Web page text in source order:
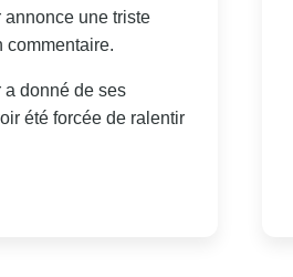
une triste
donné de ses
été forcée de ralentir